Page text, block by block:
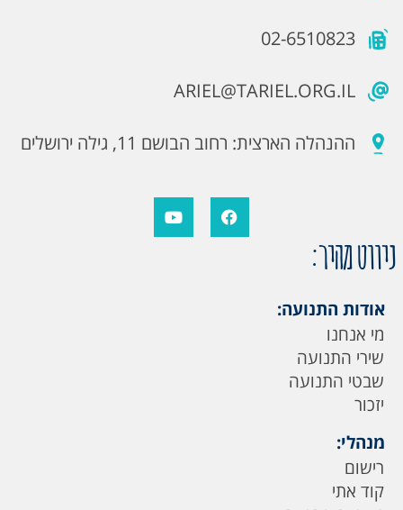
02-6510823
ARIEL@TARIEL.ORG.IL
ההנהלה הארצית: רחוב הבושם 11, גילה ירושלים
ניווט מהיר:
אודות התנועה:
מי אנחנו
שירי התנועה
שבטי התנועה
יזכור
מנהלי:
רישום
קוד אתי